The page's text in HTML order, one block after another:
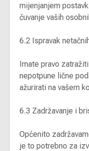
mijenjanjem
čuvanje vaših
6.2 Ispravak
Imate pravo
nepotpune lične
ažurirati na vašem
6.3 Zadržavanje i
Općenito
je to potrebno za